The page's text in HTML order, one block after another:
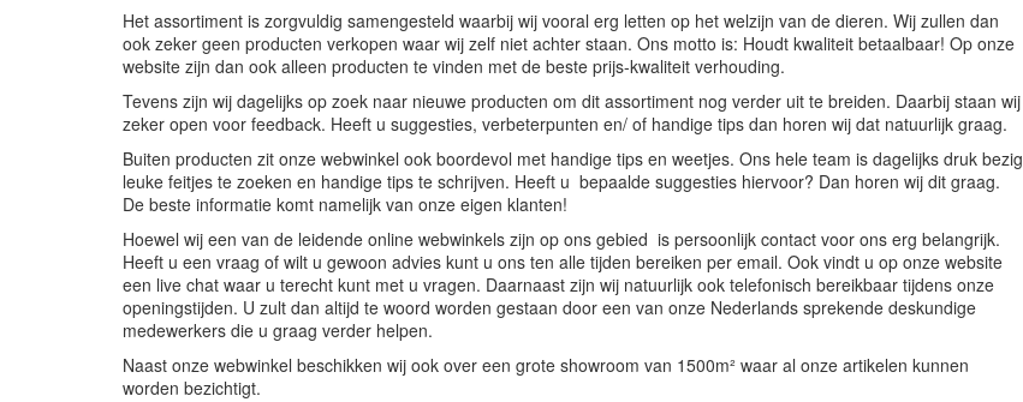
Het assortiment is zorgvuldig samengesteld waarbij wij vooral erg letten op het welzijn van de dieren. Wij zullen dan
ook zeker geen producten verkopen waar wij zelf niet achter staan. Ons motto is: Houdt kwaliteit betaalbaar! Op onze
website zijn dan ook alleen producten te vinden met de beste prijs-kwaliteit verhouding.
Tevens zijn wij dagelijks op zoek naar nieuwe producten om dit assortiment nog verder uit te breiden. Daarbij staan wij
zeker open voor feedback. Heeft u suggesties, verbeterpunten en/ of handige tips dan horen wij dat natuurlijk graag.
Buiten producten zit onze webwinkel ook boordevol met handige tips en weetjes. Ons hele team is dagelijks druk bezig
leuke feitjes te zoeken en handige tips te schrijven. Heeft u bepaalde suggesties hiervoor? Dan horen wij dit graag.
De beste informatie komt namelijk van onze eigen klanten!
Hoewel wij een van de leidende online webwinkels zijn op ons gebied is persoonlijk contact voor ons erg belangrijk.
Heeft u een vraag of wilt u gewoon advies kunt u ons ten alle tijden bereiken per email. Ook vindt u op onze website
een live chat waar u terecht kunt met u vragen. Daarnaast zijn wij natuurlijk ook telefonisch bereikbaar tijdens onze
openingstijden. U zult dan altijd te woord worden gestaan door een van onze Nederlands sprekende deskundige
medewerkers die u graag verder helpen.
Naast onze webwinkel beschikken wij ook over een grote showroom van 1500m² waar al onze artikelen kunnen
worden bezichtigt.